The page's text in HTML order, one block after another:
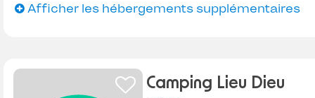
Afficher les hébergements supplémentaires
Camping Lieu Dieu